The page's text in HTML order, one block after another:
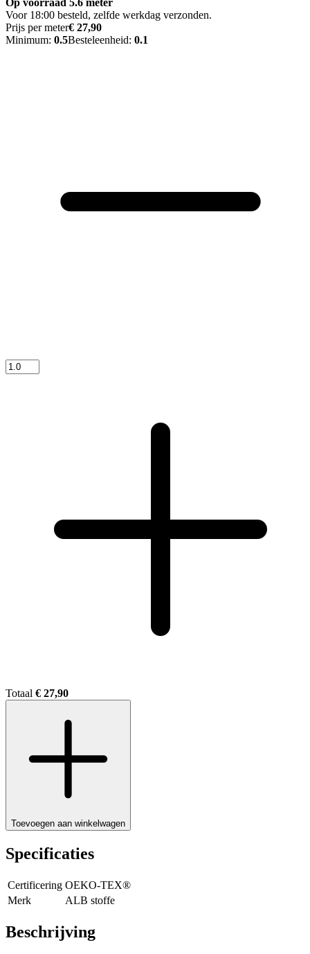
Voor 18:00 besteld, zelfde werkdag verzonden.
Prijs per meter€ 27,90
Minimum: 0.5Besteleenheid: 0.1
Totaal € 27,90
Toevoegen aan winkelwagen
Specificaties
Certificering OEKO-TEX®
Merk
ALB stoffe
Beschrijving